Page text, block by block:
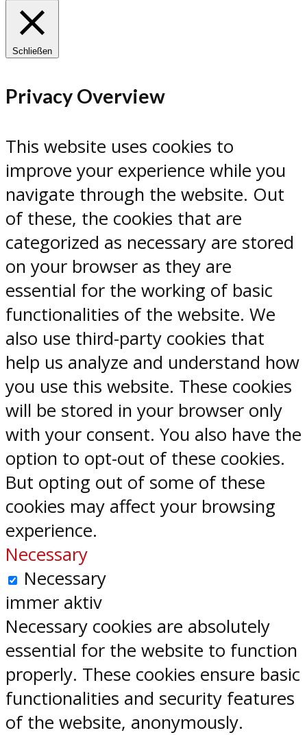
Schließen
Privacy Overview
This website uses cookies to
improve your experience while you
navigate through the website. Out
of these, the cookies that are
categorized as necessary are stored
on your browser as they are
essential for the working of basic
functionalities of the website. We
also use third-party cookies that
help us analyze and understand how
you use this website. These cookies
will be stored in your browser only
with your consent. You also have the
option to opt-out of these cookies.
But opting out of some of these
cookies may affect your browsing
experience.
Necessary
Necessary
immer aktiv
Necessary cookies are absolutely
essential for the website to function
properly. These cookies ensure basic
functionalities and security features
of the website, anonymously.